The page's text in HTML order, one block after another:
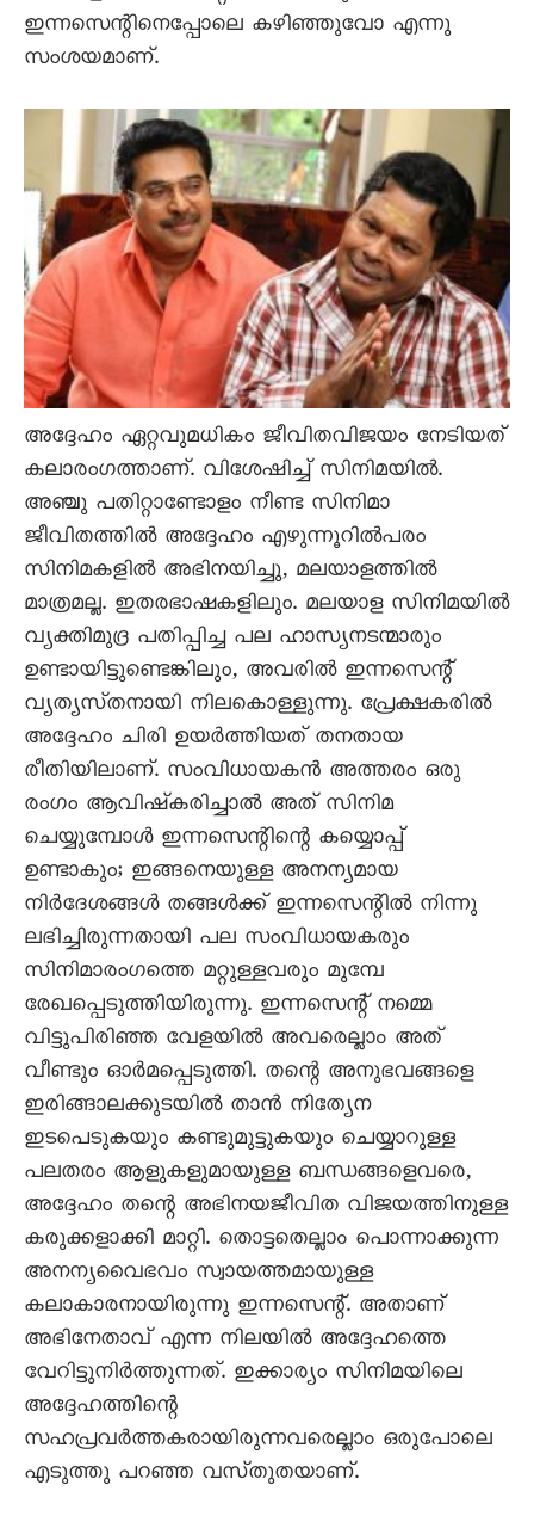
ഇന്നസെന്റിനെപ്പോലെ കഴിഞ്ഞുവോ എന്നു
സംശയമാണ്‌.
അദ്ദേഹം ഏറ്റവുമധികം ജീവിതവിജയം നേടിയത്‌
കലാരംഗത്താണ്‌. വിശേഷിച്ച്‌ സിനിമയിൽ.
അഞ്ചു പതിറ്റാണ്ടോളം നീണ്ട സിനിമാ
ജീവിതത്തിൽ അദ്ദേഹം എഴുന്നൂറിൽപരം
സിനിമകളിൽ അഭിനയിച്ചു, മലയാളത്തിൽ
മാത്രമല്ല. ഇതരഭാഷകളിലും. മലയാള സിനിമയിൽ
വ്യക്തിമുദ്ര പതിപ്പിച്ച പല ഹാസ്യനടന്മാരും
ഉണ്ടായിട്ടുണ്ടെങ്കിലും, അവരിൽ ഇന്നസെന്റ്‌
വ്യത്യസ്‌തനായി നിലകൊള്ളുന്നു. പ്രേക്ഷകരിൽ
അദ്ദേഹം ചിരി ഉയർത്തിയത്‌ തനതായ
രീതിയിലാണ്‌. സംവിധായകൻ അത്തരം ഒരു
രംഗം ആവിഷ്‌കരിച്ചാൽ അത്‌ സിനിമ
ചെയ്യുമ്പോൾ ഇന്നസെന്റിന്റെ കയ്യൊപ്പ്‌
ഉണ്ടാകും; ഇങ്ങനെയുള്ള അനന്യമായ
നിർദേശങ്ങൾ തങ്ങൾക്ക്‌ ഇന്നസെന്റിൽ നിന്നു
ലഭിച്ചിരുന്നതായി പല സംവിധായകരും
സിനിമാരംഗത്തെ മറ്റുള്ളവരും മുമ്പേ
രേഖപ്പെടുത്തിയിരുന്നു. ഇന്നസെന്റ്‌ നമ്മെ
വിട്ടുപിരിഞ്ഞ വേളയിൽ അവരെല്ലാം അത്‌
വീണ്ടും ഓർമപ്പെടുത്തി. തന്റെ അനുഭവങ്ങളെ
ഇരിങ്ങാലക്കുടയിൽ താൻ നിത്യേന
ഇടപെടുകയും കണ്ടുമുട്ടുകയും ചെയ്യാറുള്ള
പലതരം ആളുകളുമായുള്ള ബന്ധങ്ങളെവരെ,
അദ്ദേഹം തന്റെ അഭിനയജീവിത വിജയത്തിനുള്ള
കരുക്കളാക്കി മാറ്റി. തൊട്ടതെല്ലാം പൊന്നാക്കുന്ന
അനന്യവൈഭവം സ്വായത്തമായുള്ള
കലാകാരനായിരുന്നു ഇന്നസെന്റ്‌. അതാണ്‌
അഭിനേതാവ്‌ എന്ന നിലയിൽ അദ്ദേഹത്തെ
വേറിട്ടുനിർത്തുന്നത്‌. ഇക്കാര്യം സിനിമയിലെ
അദ്ദേഹത്തിന്റെ
സഹപ്രവർത്തകരായിരുന്നവരെല്ലാം ഒരുപോലെ
എടുത്തു പറഞ്ഞ വസ്‌തുതയാണ്‌.